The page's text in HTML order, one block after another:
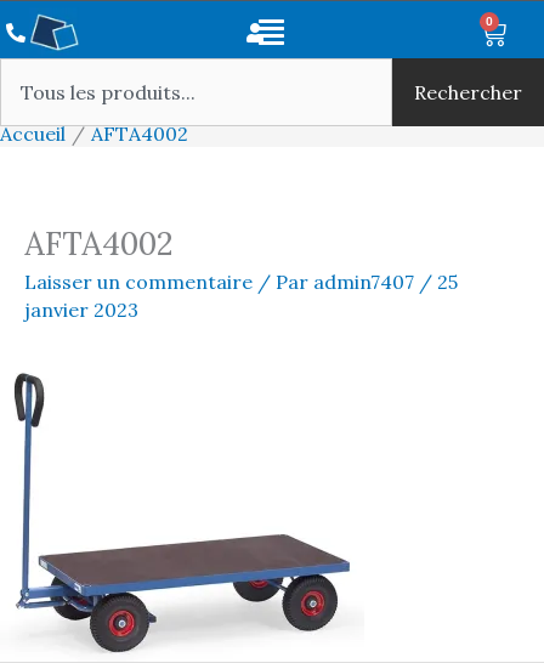
Aller
contenu
Main
0
Rechercher
Accueil
AFTA4002
AFTA4002
Laisser un commentaire / Par admin7407 / 25
janvier 2023